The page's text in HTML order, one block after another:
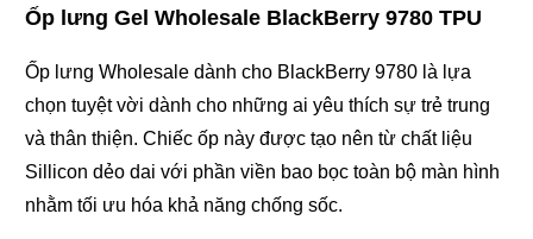
Ốp lưng Gel Wholesale BlackBerry 9780 TPU
Ốp lưng Wholesale dành cho BlackBerry 9780 là lựa
chọn tuyệt vời dành cho những ai yêu thích sự trẻ trung
và thân thiện. Chiếc ốp này được tạo nên từ chất liệu
Sillicon dẻo dai với phần viền bao bọc toàn bộ màn hình
nhằm tối ưu hóa khả năng chống sốc.